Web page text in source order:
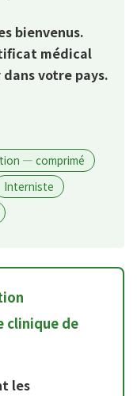
bienvenus.
médical
votre pays.
— comprimé
Interniste
clinique de
les